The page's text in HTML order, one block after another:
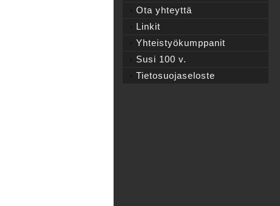
Ota yhteyttä
Linkit
Yhteistyökumppanit
Susi 100 v.
Tietosuojaseloste